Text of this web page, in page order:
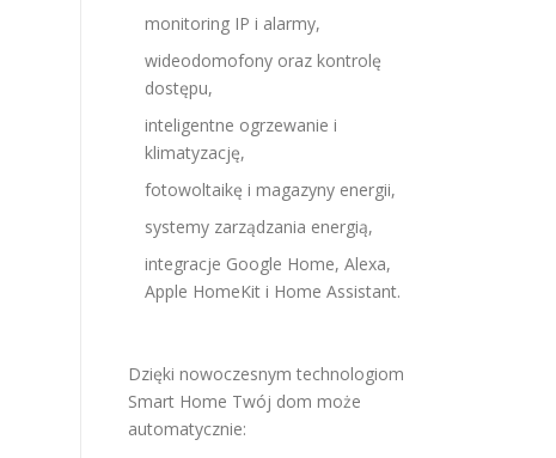
monitoring IP i alarmy,
wideodomofony oraz kontrolę
dostępu,
inteligentne ogrzewanie i
klimatyzację,
fotowoltaikę i magazyny energii,
systemy zarządzania energią,
integracje Google Home, Alexa,
Apple HomeKit i Home Assistant.
Dzięki nowoczesnym technologiom
Smart Home Twój dom może
automatycznie: